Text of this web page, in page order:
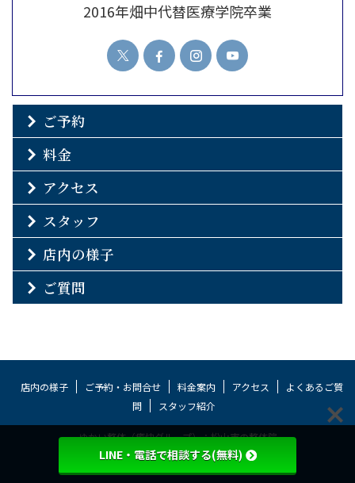
2016年畑中代替医療学院卒業
ご予約
料金
アクセス
スタッフ
店内の様子
ご質問
店内の様子 ご予約・お問合せ 料金案内 アクセス
よくあるご質
問
スタッフ紹介
ゆかい整体（癒快グループ）：松山市の整体院
ゆかい整体
LINE・電話で相談する(無料)